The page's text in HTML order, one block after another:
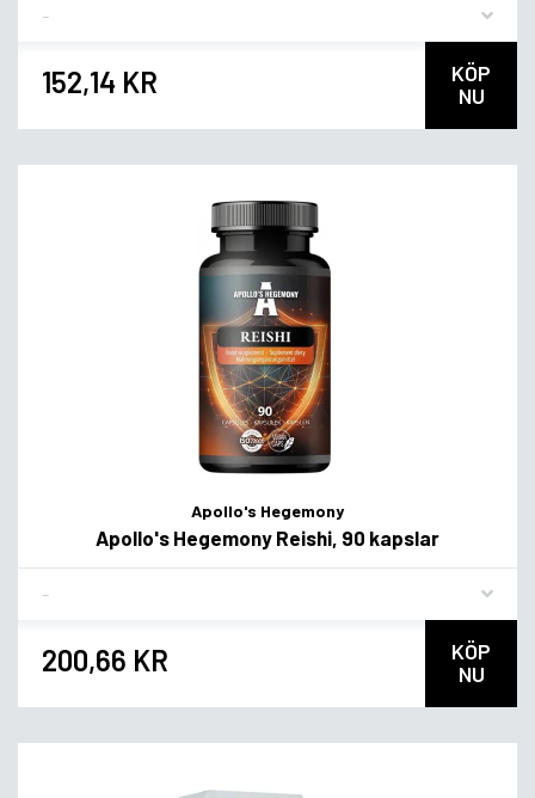
152,14 KR
KÖP
NU
Apollo's Hegemony
Apollo's Hegemony Reishi, 90 kapslar
200,66 KR
KÖP
NU